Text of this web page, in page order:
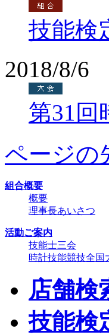
技能検
2018/8/6
第31
ページの
組合概要
概要
理事長あいさつ
活動ご案内
技能士三会
時計技能競技全国
店舗検
技能検